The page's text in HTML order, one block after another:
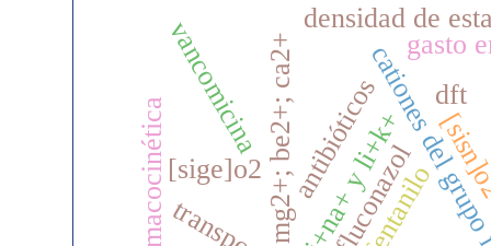
cationes
mg2+; be2+; ca2+
[sige]o2
densidad de
gasto
antibióticos
li+na+ y li+k+
dft
vancomicina
fluconazol
farmacocinética fentanilo